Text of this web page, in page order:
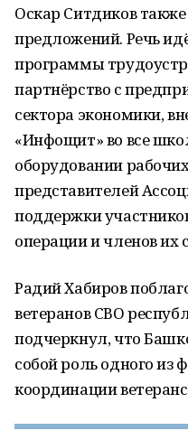
Оскар Ситдиков
предложений. Речь
программы
партнёрство с
сектора экономики,
«Инфощит» во все
оборудовании
представителей
поддержки
операции и членов их
Радий Хабиров
ветеранов СВО
подчеркнул, что
собой роль одного из
координации